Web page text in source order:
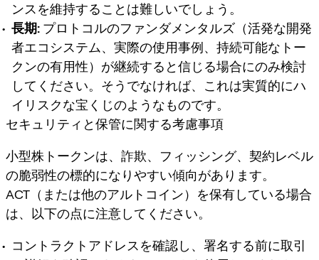
ンスを維持することは難しいでしょう。
長期: プロトコルのファンダメンタルズ（活発な開発
者エコシステム、実際の使用事例、持続可能なトー
クンの有用性）が継続すると信じる場合にのみ検討
してください。そうでなければ、これは実質的にハ
イリスクな宝くじのようなものです。
セキュリティと保管に関する考慮事項
小型株トークンは、詐欺、フィッシング、契約レベル
の脆弱性の標的になりやすい傾向があります。
ACT（または他のアルトコイン）を保有している場合
は、以下の点に注意してください。
コントラクトアドレスを確認し、署名する前に取引